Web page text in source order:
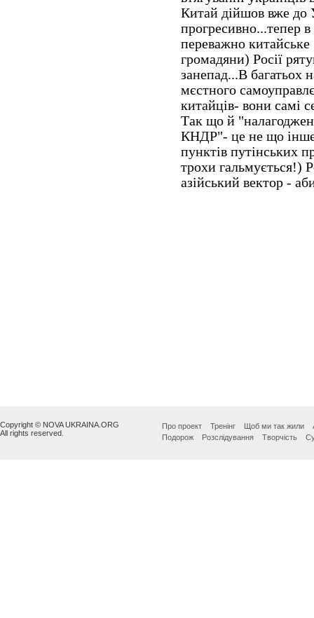
Copyright © NOVA UKRAINA.ORG
All rights reserved.
Про проект Тренінг Щоб ми так жили
Подорож
Розслідування Творчість